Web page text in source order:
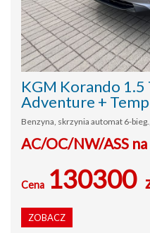
KGM Korando
Adventure +
Benzyna, skrzynia automat 6-
AC/OC/NW/ASS
Cena 130300
ZOBACZ